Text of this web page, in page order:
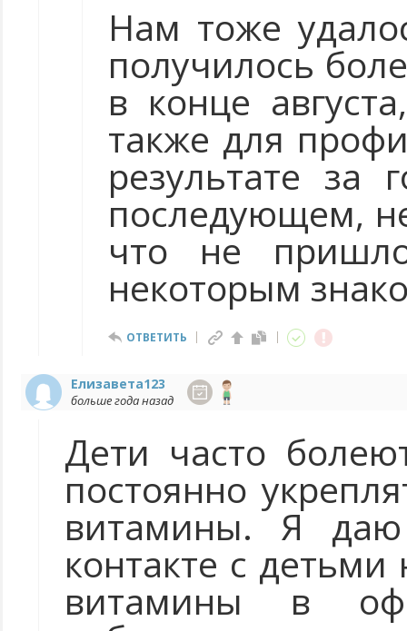
Нам тоже
получилось
в конце
также для
результате
последующем,
что не
некоторым
ОТВЕТИТЬ
Елизавета123
больше года назад
Дети часто
постоянно
витамины. Я
контакте с
витамины в